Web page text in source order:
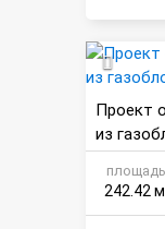
Проект
из
242.42